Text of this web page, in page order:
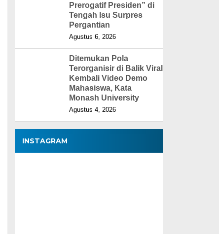
Prerogatif Presiden” di
Tengah Isu Surpres
Pergantian
Agustus 6, 2026
Ditemukan Pola
Terorganisir di Balik Viral
Kembali Video Demo
Mahasiswa, Kata
Monash University
Agustus 4, 2026
INSTAGRAM